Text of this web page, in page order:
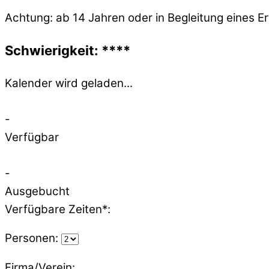
Achtung: ab 14 Jahren oder in Begleitung eines
Schwierigkeit: ****
Kalender wird geladen...
-
Verfügbar
-
Ausgebucht
Verfügbare Zeiten*:
Personen: